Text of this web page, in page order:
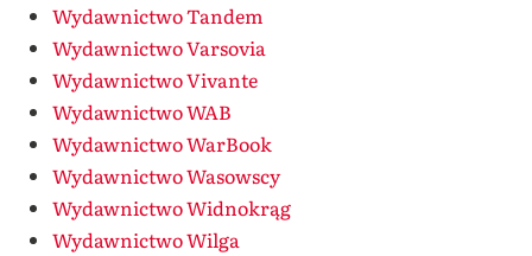
Wydawnictwo Tandem
Wydawnictwo Varsovia
Wydawnictwo Vivante
Wydawnictwo WAB
Wydawnictwo WarBook
Wydawnictwo Wasowscy
Wydawnictwo Widnokrąg
Wydawnictwo Wilga